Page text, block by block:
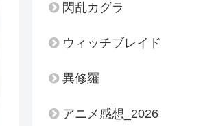
閃乱カグラ
ウィッチブレイド
異修羅
アニメ感想_2026